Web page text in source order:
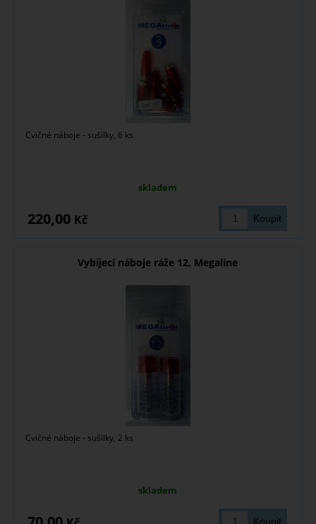
Cvičné náboje - sušilky, 6 ks
skladem
220,00 Kč
Vybíjecí náboje ráže 12, Megaline
Cvičné náboje - sušilky, 2 ks
skladem